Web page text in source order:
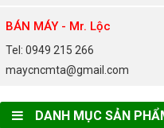
BÁN MÁY - Mr. Lộc
Tel: 0949 215 266
maycncmta@gmail.com
DANH MỤC SẢN